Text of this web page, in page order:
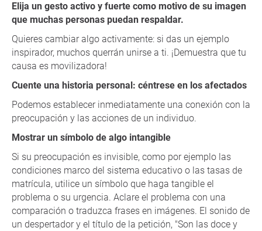
Elija un gesto activo y fuerte como motivo de su imagen
que muchas personas puedan respaldar.
Quieres cambiar algo activamente: si das un ejemplo
inspirador, muchos querrán unirse a ti. ¡Demuestra que tu
causa es movilizadora!
Cuente una historia personal: céntrese en los afectados
Podemos establecer inmediatamente una conexión con la
preocupación y las acciones de un individuo.
Mostrar un símbolo de algo intangible
Si su preocupación es invisible, como por ejemplo las
condiciones marco del sistema educativo o las tasas de
matrícula, utilice un símbolo que haga tangible el
problema o su urgencia. Aclare el problema con una
comparación o traduzca frases en imágenes. El sonido de
un despertador y el título de la petición, "Son las doce y